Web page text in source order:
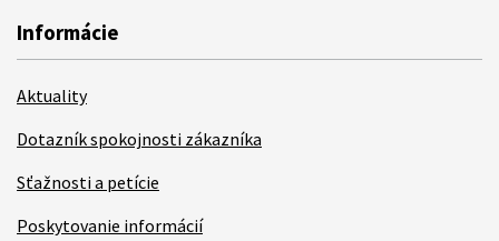
Informácie
Aktuality
Dotazník spokojnosti zákazníka
Sťažnosti a petície
Poskytovanie informácií